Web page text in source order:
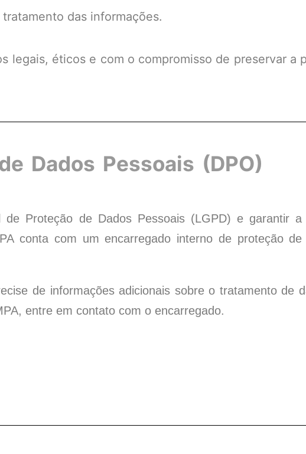
das informações.
legais, éticos e com o compromisso de preservar a
Dados Pessoais (DPO)
Proteção de Dados Pessoais (LGPD) e garantir
conta com um encarregado interno de proteção de
de informações adicionais sobre o tratamento de
entre em contato com o encarregado.